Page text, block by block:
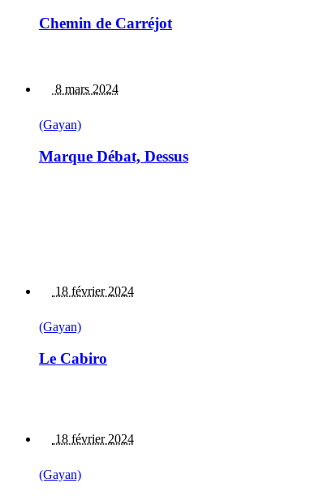
Chemin de Carréjot
8 mars 2024
(Gayan)
Marque Débat, Dessus
18 février 2024
(Gayan)
Le Cabiro
18 février 2024
(Gayan)